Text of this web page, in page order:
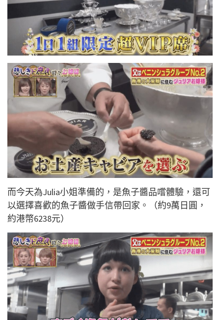
而今天為Julia小姐準備的，是魚子醬品嚐體驗，還可
以選擇喜歡的魚子醬做手信帶回家。（約9萬日圓，
約港幣6238元）